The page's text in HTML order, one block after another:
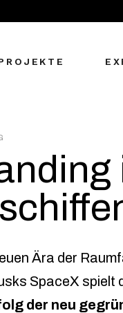
Ära der
SpaceX spielt
der neu